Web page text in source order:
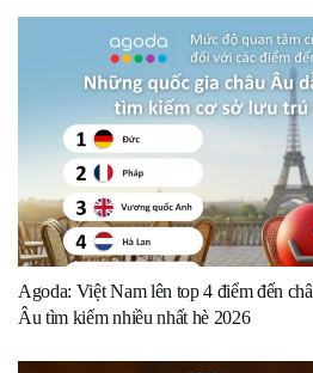
Agoda: Việt Nam lên top 4 điểm đến
Âu tìm kiếm nhiều nhất hè 2026